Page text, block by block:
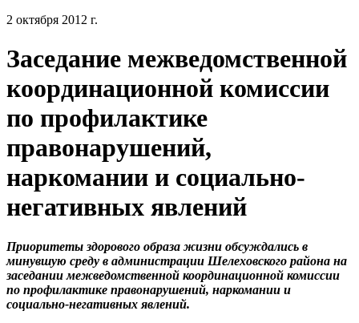
2 октября 2012 г.
Заседание межведомственной
координационной комиссии
по профилактике
правонарушений,
наркомании и социально-
негативных явлений
Приоритеты здорового образа жизни обсуждались в
минувшую среду в администрации Шелеховского района на
заседании межведомственной координационной комиссии
по профилактике правонарушений, наркомании и
социально-негативных явлений.